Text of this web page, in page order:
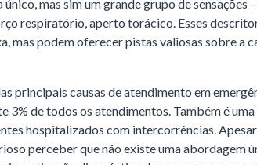
único, mas sim um grande grupo de sensações
respiratório, aperto torácico. Esses
mas podem oferecer pistas valiosas sobre a
principais causas de atendimento em
3% de todos os atendimentos. Também é
hospitalizados com intercorrências.
perceber que não existe uma abordagem